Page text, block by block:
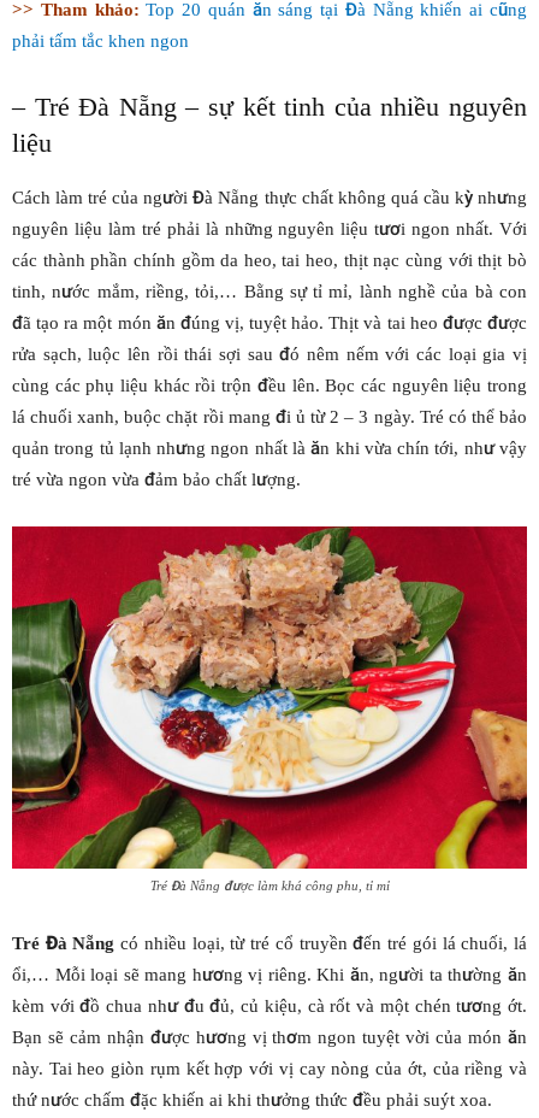
>> Tham khảo: Top 20 quán ăn sáng tại Đà Nẵng khiến ai cũng
phải tấm tắc khen ngon
– Tré Đà Nẵng – sự kết tinh của nhiều nguyên
liệu
Cách làm tré của người Đà Nẵng thực chất không quá cầu kỳ nhưng
nguyên liệu làm tré phải là những nguyên liệu tươi ngon nhất. Với
các thành phần chính gồm da heo, tai heo, thịt nạc cùng với thịt bò
tinh, nước mắm, riềng, tỏi,… Bằng sự tỉ mỉ, lành nghề của bà con
đã tạo ra một món ăn đúng vị, tuyệt hảo. Thịt và tai heo được được
rửa sạch, luộc lên rồi thái sợi sau đó nêm nếm với các loại gia vị
cùng các phụ liệu khác rồi trộn đều lên. Bọc các nguyên liệu trong
lá chuối xanh, buộc chặt rồi mang đi ủ từ 2 – 3 ngày. Tré có thể bảo
quản trong tủ lạnh nhưng ngon nhất là ăn khi vừa chín tới, như vậy
tré vừa ngon vừa đảm bảo chất lượng.
Tré Đà Nẵng được làm khá công phu, tỉ mỉ
Tré Đà Nẵng có nhiều loại, từ tré cổ truyền đến tré gói lá chuối, lá
ổi,… Mỗi loại sẽ mang hương vị riêng. Khi ăn, người ta thường ăn
kèm với đồ chua như đu đủ, củ kiệu, cà rốt và một chén tương ớt.
Bạn sẽ cảm nhận được hương vị thơm ngon tuyệt vời của món ăn
này. Tai heo giòn rụm kết hợp với vị cay nòng của ớt, của riềng và
thứ nước chấm đặc khiến ai khi thưởng thức đều phải suýt xoa.